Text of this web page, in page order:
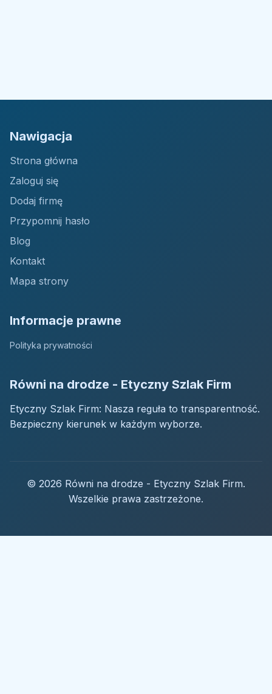
Nawigacja
Strona główna
Zaloguj się
Dodaj firmę
Przypomnij hasło
Blog
Kontakt
Mapa strony
Informacje prawne
Polityka prywatności
Równi na drodze - Etyczny Szlak Firm
Etyczny Szlak Firm: Nasza reguła to transparentność.
Bezpieczny kierunek w każdym wyborze.
© 2026 Równi na drodze - Etyczny Szlak Firm.
Wszelkie prawa zastrzeżone.